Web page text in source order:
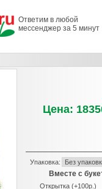
Ответим в любой
мессенджер за 5 минут
Цена:
Упаковка:
Вместе с
Открытка (+100р.)